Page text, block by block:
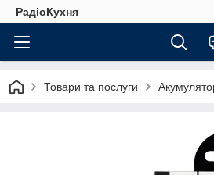
РадіоКухня
Товари та послуги